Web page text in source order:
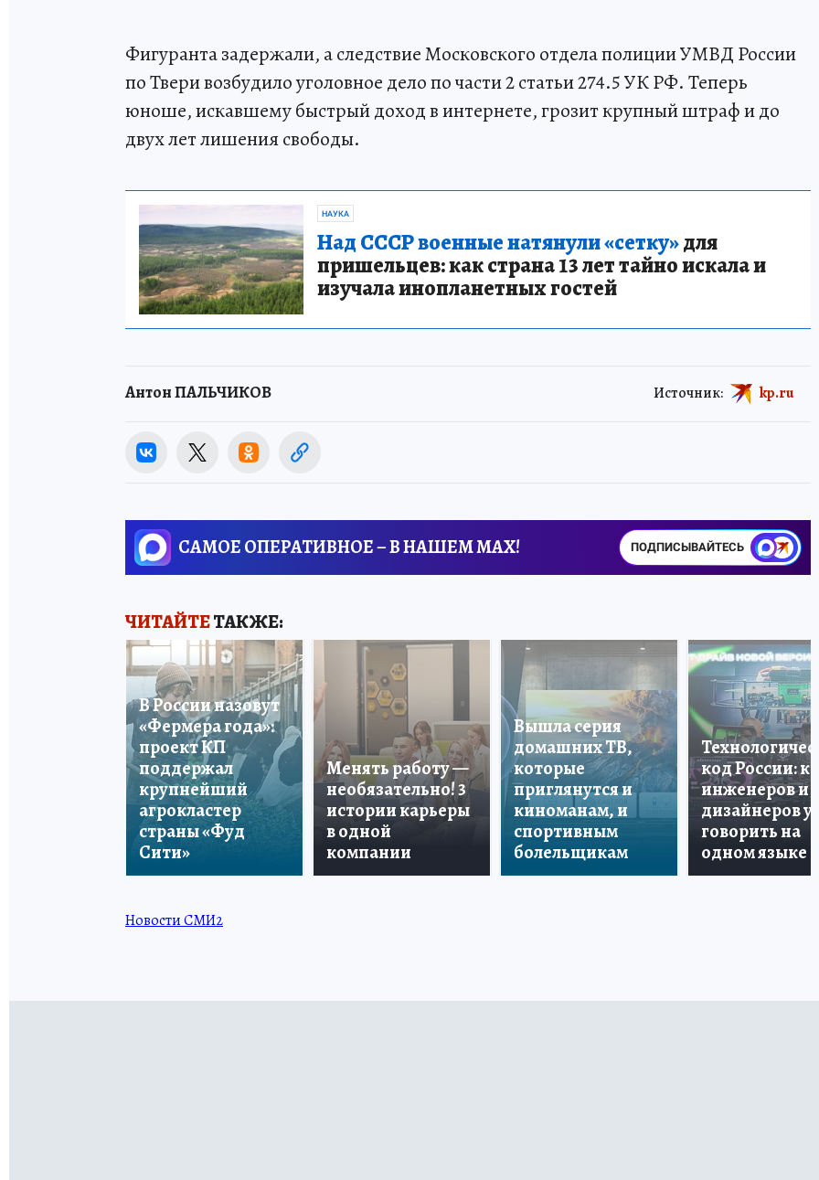
Фигуранта задержали, а следствие Московского отдела полиции УМВД России
по Твери возбудило уголовное дело по части 2 статьи 274.5 УК РФ. Теперь
юноше, искавшему быстрый доход в интернете, грозит крупный штраф и до
двух лет лишения свободы.
НАУКА
Над СССР военные натянули «сетку»для
пришельцев: как страна 13 лет тайно искала и
изучала инопланетных гостей
Антон ПАЛЬЧИКОВ Источник: kp.ru
САМОЕ ОПЕРАТИВНОЕ – В НАШЕМ MAX! ПОДПИСЫВАЙТЕСЬ
ЧИТАЙТЕТАКЖЕ:
В России назовут
«Фермера года»:
проект КП
поддержал
крупнейший
агрокластер
страны «Фуд
Сити»
Менять работу —
необязательно! 3
истории карьеры
в одной
компании
Вышла серия
домашних ТВ,
которые
приглянутся и
киноманам, и
спортивным
болельщикам
код России:
инженеров и
дизайнеров
говорить на
одном языке
Новости СМИ2